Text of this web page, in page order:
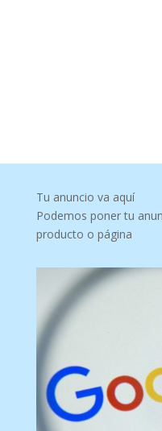
Tu anuncio va aquí
Podemos poner tu
producto o página